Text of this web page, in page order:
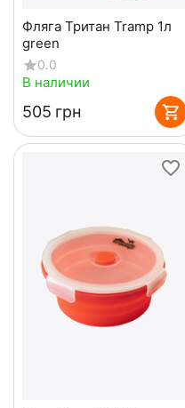
Фляга Тритан Tramp 1л
green
0.0
В наличии
‍505‍ грн